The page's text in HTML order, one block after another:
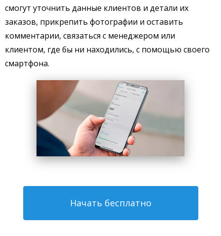
смогут уточнить данные клиентов и детали их
заказов, прикрепить фотографии и оставить
комментарии, связаться с менеджером или
клиентом, где бы ни находились, с помощью своего
смартфона.
Начать бесплатно